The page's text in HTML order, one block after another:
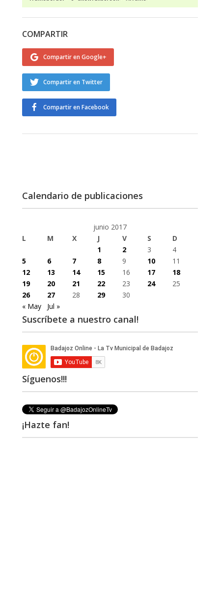
COMPARTIR
Compartir en Google+
Compartir en Twitter
Compartir en Facebook
Calendario de publicaciones
junio 2017
L
M X J V S
D
1
2 3
4
5
6 7 8 9 10
11
12
13 14 15 16 17
18
19
20 21 22 23 24
25
26
27 28 29
30
« May
Jul »
Suscríbete a nuestro canal!
Síguenos!!!
¡Hazte fan!